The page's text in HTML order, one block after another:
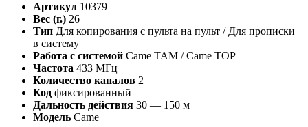
Артикул 10379
Вес (г.) 26
Тип Для копирования с пульта на пульт / Для прописки
в систему
Работа с системой Came TAM / Came TOP
Частота 433 МГц
Количество каналов 2
Код фиксированный
Дальность действия 30 — 150 м
Модель Came